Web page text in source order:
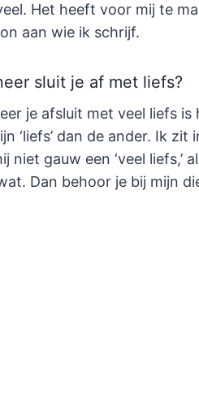
Het heeft voor mij te
aan wie ik schrijf.
sluit je af met liefs?
je afsluit met veel liefs
‘liefs’ dan de ander. Ik
niet gauw een ‘veel
Dan behoor je bij mijn